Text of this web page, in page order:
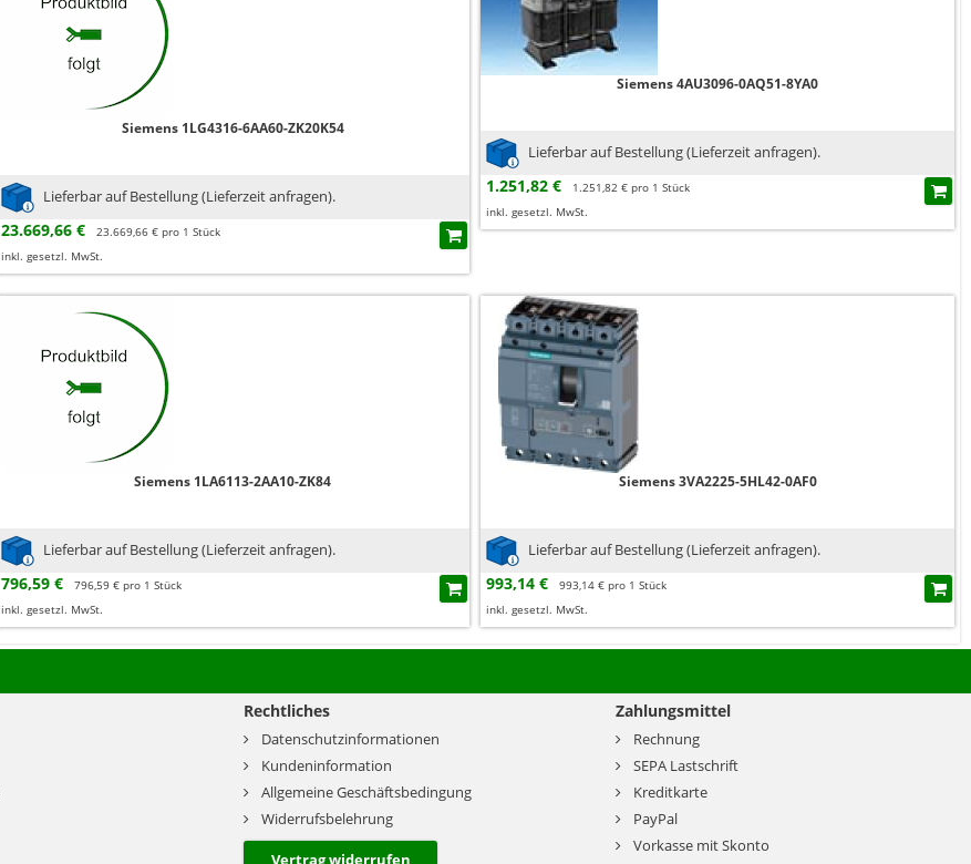
Siemens 1LG4316-6AA60-ZK20K54
Lieferbar auf Bestellung (Lieferzeit anfragen).
23.669,66 €
23.669,66 € pro 1 Stück
inkl. gesetzl. MwSt.
Siemens 4AU3096-0AQ51-8YA0
Lieferbar auf Bestellung (Lieferzeit anfragen).
1.251,82 €
1.251,82 € pro 1 Stück
inkl. gesetzl. MwSt.
Siemens 1LA6113-2AA10-ZK84
Lieferbar auf Bestellung (Lieferzeit anfragen).
796,59 €
796,59 € pro 1 Stück
inkl. gesetzl. MwSt.
Siemens 3VA2225-5HL42-0AF0
Lieferbar auf Bestellung (Lieferzeit anfragen).
993,14 €
993,14 € pro 1 Stück
inkl. gesetzl. MwSt.
Rechtliches
Datenschutzinformationen
Kundeninformation
Allgemeine Geschäftsbedingung
Widerrufsbelehrung
Zahlungsmittel
Rechnung
SEPA Lastschrift
Kreditkarte
PayPal
Vorkasse mit Skonto